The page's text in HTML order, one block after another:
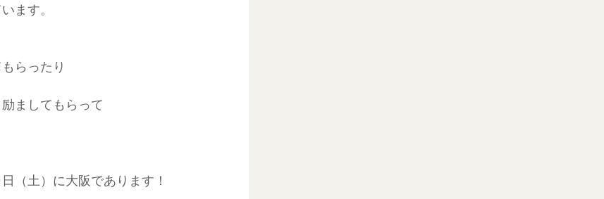
ます。
らったり
ましてもらって
（土）に大阪であります！